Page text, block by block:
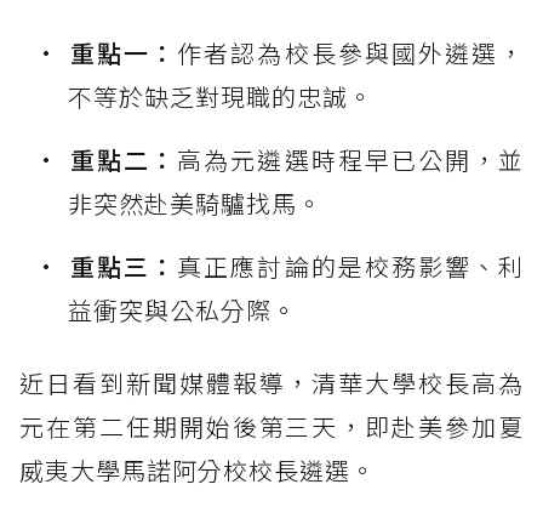
重點一： 作者認為校長參與國外遴選，
不等於缺乏對現職的忠誠。
重點二： 高為元遴選時程早已公開，並
非突然赴美騎驢找馬。
重點三： 真正應討論的是校務影響、利
益衝突與公私分際。
近日看到新聞媒體報導，清華大學校長高為
元在第二任期開始後第三天，即赴美參加夏
威夷大學馬諾阿分校校長遴選。